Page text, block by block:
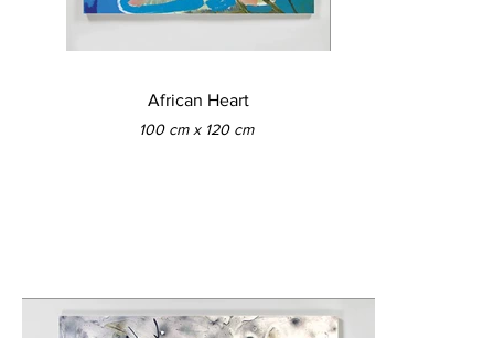
African Heart
100 cm x 120 cm